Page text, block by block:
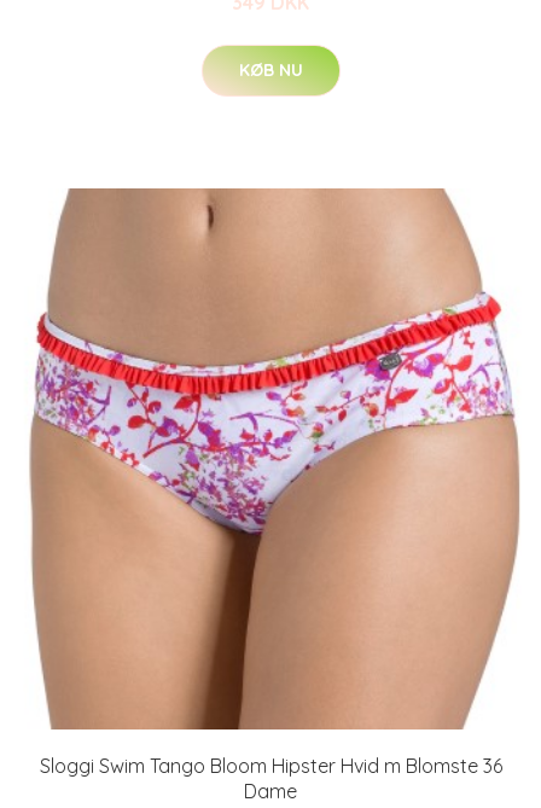
KØB NU
Sloggi Swim Tango Bloom Hipster Hvid m Blomste 36
Dame